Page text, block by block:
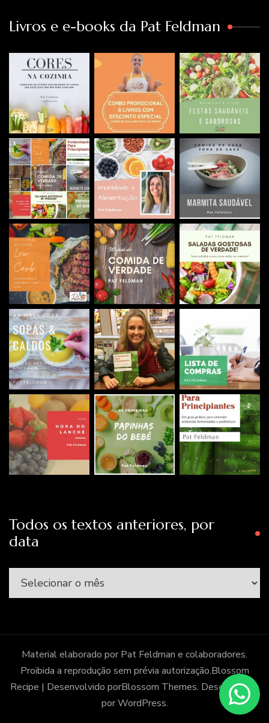
Livros e e-books da Pat Feldman
Todos os textos anteriores, por
data
Todos
por
data
Material elaborado por Pat Feldman e colaboradores.
Proibida a reprodução sem prévia autorização.Blossom
Recipe | Desenvolvido porBlossom Themes. Desenvolvido
porWordPress.